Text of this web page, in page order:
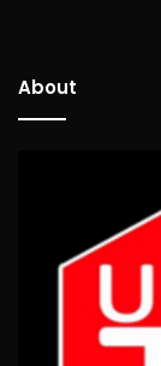
About